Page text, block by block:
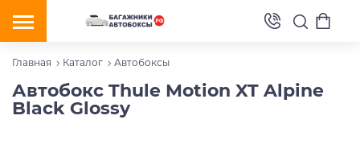
Главная Каталог Автобоксы
Автобокс Thule Motion XT Alpine
Black Glossy